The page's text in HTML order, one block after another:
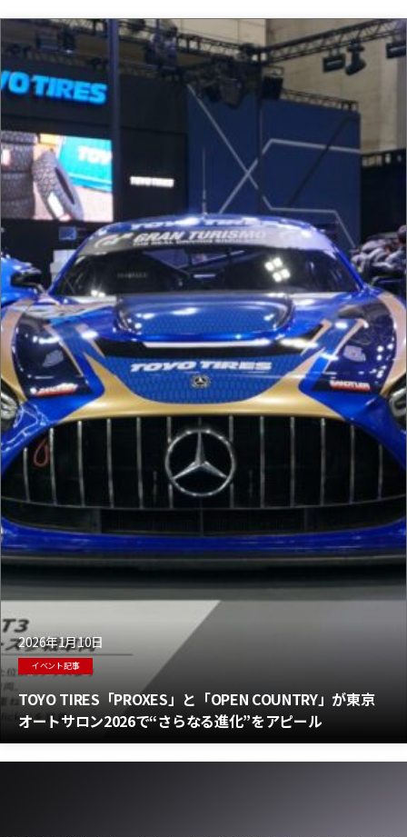
2026年1月10日
イベント記事
TOYO TIRES「PROXES」と「OPEN COUNTRY」が東京
オートサロン2026で“さらなる進化”をアピール